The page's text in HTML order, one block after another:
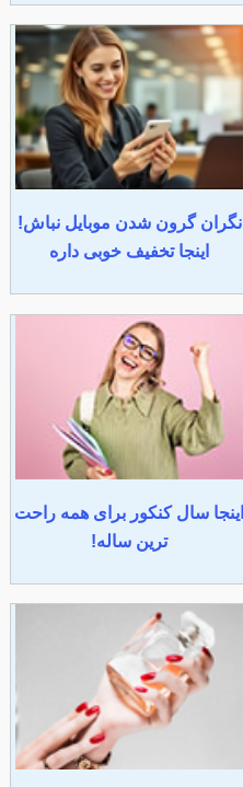
نگران گرون شدن موبایل نباش!
اینجا تخفیف خوبی داره
اینجا سال کنکور برای همه راحت
ترین ساله!